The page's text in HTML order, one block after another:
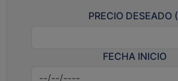
PRECIO DESEADO (
FECHA INICIO